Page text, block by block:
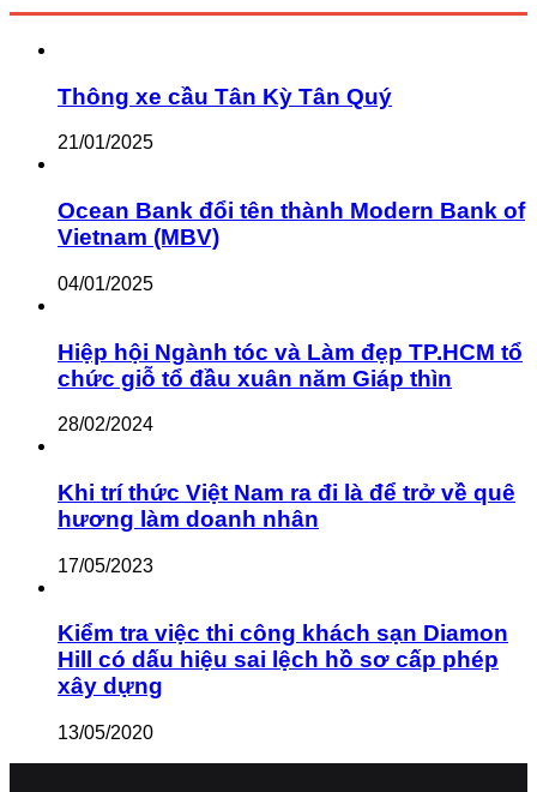
Thông xe cầu Tân Kỳ Tân Quý
21/01/2025
Ocean Bank đổi tên thành Modern Bank of
Vietnam (MBV)
04/01/2025
Hiệp hội Ngành tóc và Làm đẹp TP.HCM tổ
chức giỗ tổ đầu xuân năm Giáp thìn
28/02/2024
Khi trí thức Việt Nam ra đi là để trở về quê
hương làm doanh nhân
17/05/2023
Kiểm tra việc thi công khách sạn Diamon
Hill có dấu hiệu sai lệch hồ sơ cấp phép
xây dựng
13/05/2020